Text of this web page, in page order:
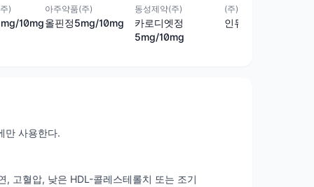
)
10mg
아주약품(주)
올핀정5mg/10mg
동성제약(주)
카로디엣정
5mg/10mg
(주)인트로바이오파마
인듀엣정5mg/10mg
만 사용한다.
, 고혈압, 낮은 HDL-콜레스테롤치 또는 조기